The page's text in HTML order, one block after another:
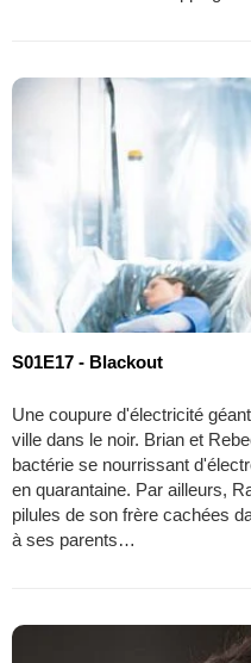
S01E17 - Blackout
Une coupure d'électricité
ville dans le noir. Brian et
bactérie se nourrissant
en quarantaine. Par ailleurs,
pilules de son frère cachées
à ses parents…